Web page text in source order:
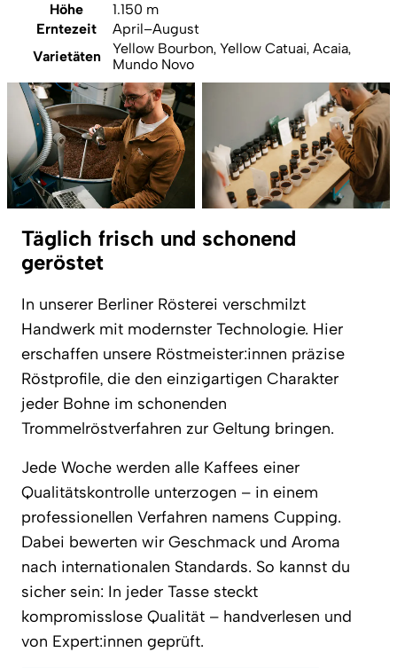
Höhe
1.150 m
Erntezeit
April–August
Varietäten
Yellow Bourbon, Yellow Catuai, Acaia,
Mundo Novo
Täglich frisch und schonend
geröstet
In unserer Berliner Rösterei verschmilzt
Handwerk mit modernster Technologie. Hier
erschaffen unsere Röstmeister:innen präzise
Röstprofile, die den einzigartigen Charakter
jeder Bohne im schonenden
Trommelröstverfahren zur Geltung bringen.
Jede Woche werden alle Kaffees einer
Qualitätskontrolle unterzogen – in einem
professionellen Verfahren namens Cupping.
Dabei bewerten wir Geschmack und Aroma
nach internationalen Standards. So kannst du
sicher sein: In jeder Tasse steckt
kompromisslose Qualität – handverlesen und
von Expert:innen geprüft.